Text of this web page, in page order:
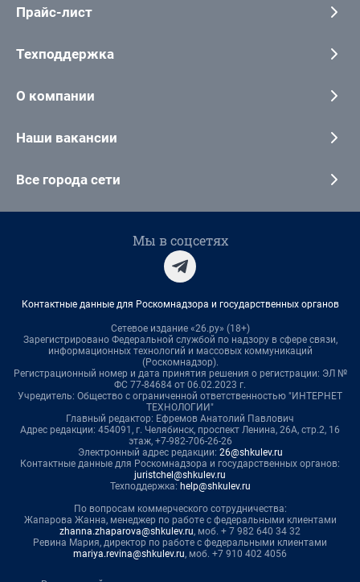
Прайс-лист
Техподдержка
О компании
Наши вакансии
Все города сети
Мы в соцсетях
Контактные данные для Роскомнадзора и государственных органов
Сетевое издание «26.ру» (18+)
Зарегистрировано Федеральной службой по надзору в сфере связи,
информационных технологий и массовых коммуникаций
(Роскомнадзор).
Регистрационный номер и дата принятия решения о регистрации: ЭЛ №
ФС 77-84684 от 06.02.2023 г.
Учредитель: Общество с ограниченной ответственностью "ИНТЕРНЕТ
ТЕХНОЛОГИИ"
Главный редактор: Ефремов Анатолий Павлович
Адрес редакции: 454091, г. Челябинск, проспект Ленина, 26А, стр.2, 16
этаж, +7-982-706-26-26
Электронный адрес редакции: 26@shkulev.ru
Контактные данные для Роскомнадзора и государственных органов:
juristchel@shkulev.ru
Техподдержка: help@shkulev.ru
По вопросам коммерческого сотрудничества:
Жапарова Жанна, менеджер по работе с федеральными клиентами
zhanna.zhaparova@shkulev.ru, моб. + 7 982 640 34 32
Ревина Мария, директор по работе с федеральными клиентами
mariya.revina@shkulev.ru, моб. +7 910 402 4056